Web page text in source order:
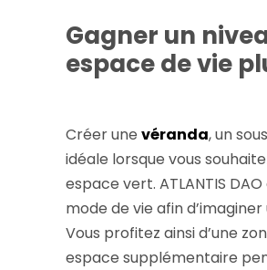
Gagner un
espace de vie
Créer une véranda, un
idéale lorsque vous
espace vert. ATLANTIS
mode de vie afin
Vous profitez ainsi d’une
espace supplémentaire